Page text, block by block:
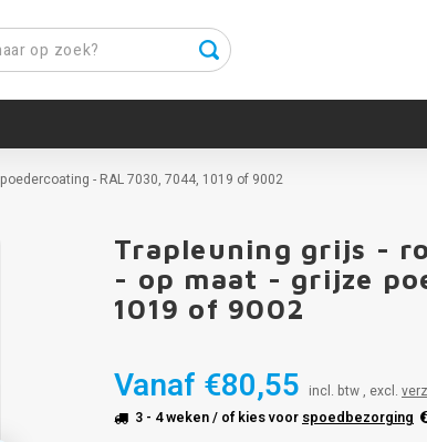
- RAL 7030, 7044, 1019 of 9002
Trapleuning grijs -
- op maat - grijze
1019 of 9002
Vanaf €80,55 incl. btw , excl.
3 - 4 weken/ of kies voor spoedbezorging